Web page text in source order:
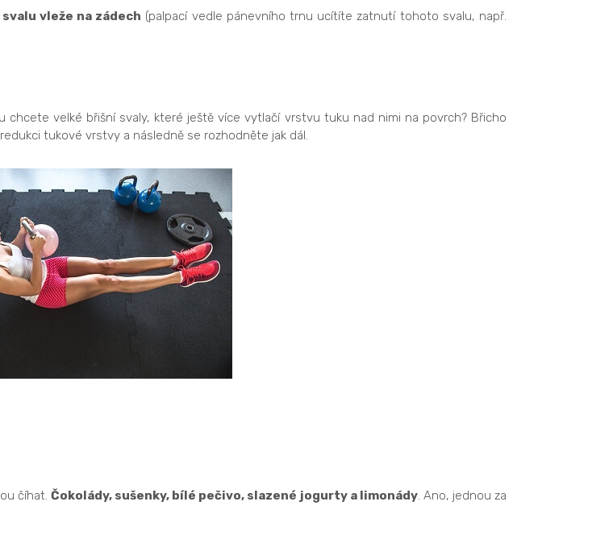
vleže na zádech (palpací vedle pánevního trnu ucítíte zatnutí tohoto svalu, např.
velké břišní svaly, které ještě více vytlačí vrstvu tuku nad nimi na povrch? Břicho
tukové vrstvy a následně se rozhodněte jak dál.
číhat.Čokolády, sušenky, bílé pečivo, slazené jogurty a limonády. Ano, jednou za